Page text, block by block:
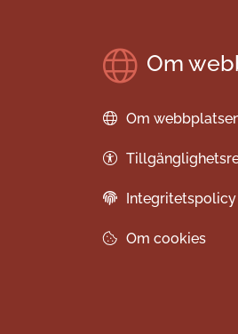
Om
Om
Integritetspolicy
Om cookies